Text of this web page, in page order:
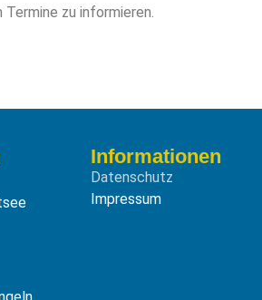
zu informieren.
Informationen
Datenschutz
Impressum